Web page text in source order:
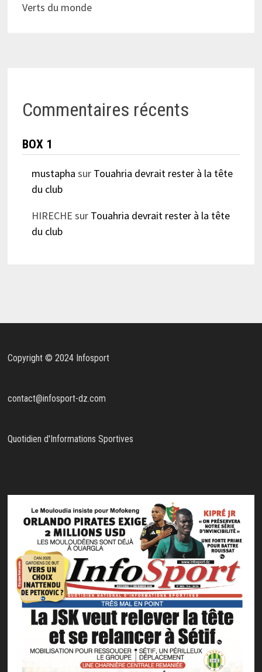
Verts du monde
Commentaires récents
BOX 1
mustapha sur Touahria devrait rester à la tête
du club
HIRECHE sur Touahria devrait rester à la tête
du club
Copyright © 2024 Infosport
contact@infosport-dz.com
Quotidien d'Informations Sportives